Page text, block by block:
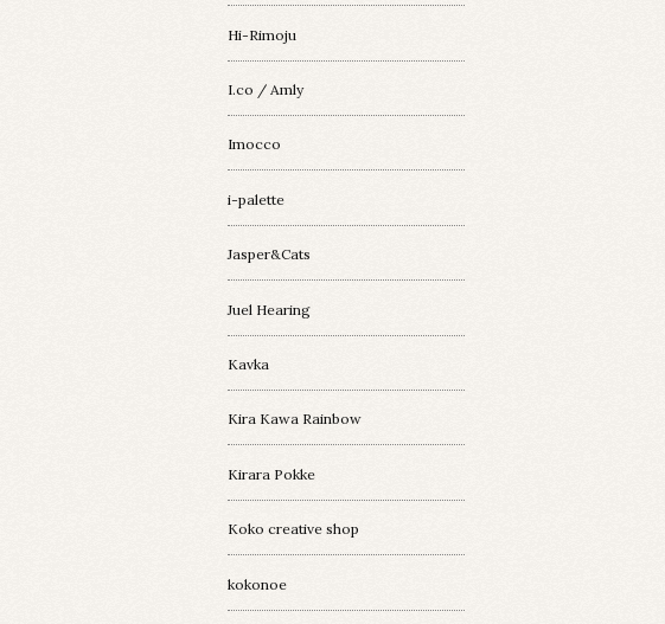
Hi-Rimoju
I.co / Amly
Imocco
i-palette
Jasper&Cats
Juel Hearing
Kavka
Kira Kawa Rainbow
Kirara Pokke
Koko creative shop
kokonoe